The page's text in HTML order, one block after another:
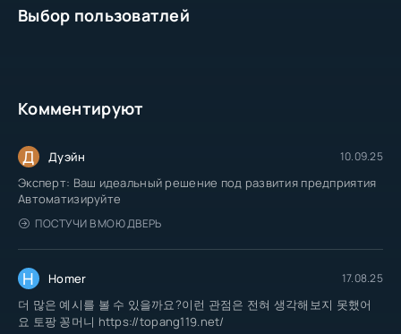
Выбор пользоватлей
Комментируют
Д Дуэйн 10.09.25
Эксперт: Ваш идеальный решение под развития предприятия
Автоматизируйте
ПОСТУЧИ В МОЮ ДВЕРЬ
H Homer 17.08.25
더 많은 예시를 볼 수 있을까요?이런 관점은 전혀 생각해보지 못했어
요 토팡 꽁머니 https://topang119.net/